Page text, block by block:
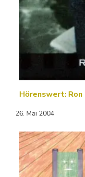
Hörenswert:
26. Mai 2004